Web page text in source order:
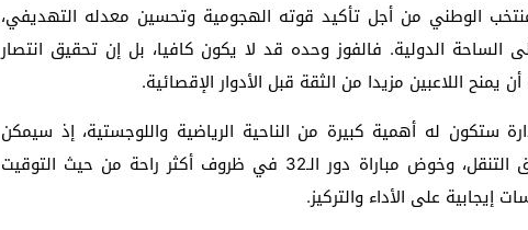
الوطني من أجل تأكيد قوته الهجومية وتحسين معدله التهديفي،
الساحة الدولية. فالفوز وحده قد لا يكون كافيا، بل إن تحقيق انتصار
اللاعبين مزيدا من الثقة قبل الأدوار الإقصائية.
ستكون له أهمية كبيرة من الناحية الرياضية واللوجستية، إذ سيمكن
المنتخب المغربي من تفادي بعض مشاق التنقل، وخوض مباراة دور الـ32 في ظروف أكثر راحة من حيث التوقيت
إيجابية على الأداء والتركيز.